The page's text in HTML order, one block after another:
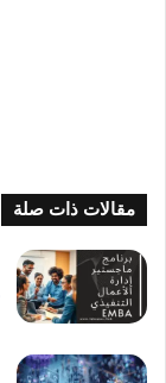
مقالات ذات صلة